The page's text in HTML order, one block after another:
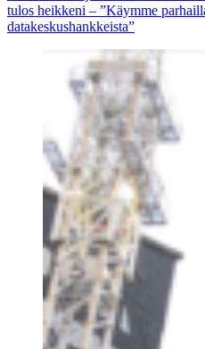
tulos heikkeni – ”Käymme
datakeskushankkeista”